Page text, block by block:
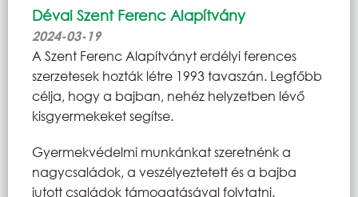
Dévai Szent Ferenc Alapítvány
2024-03-19
A Szent Ferenc Alapítványt erdélyi ferences
szerzetesek hozták létre 1993 tavaszán. Legfőbb
célja, hogy a bajban, nehéz helyzetben lévő
kisgyermekeket segítse.
Gyermekvédelmi munkánkat szeretnénk a
nagycsaládok, a veszélyeztetett és a bajba
jutott családok támogatásával folytatni.